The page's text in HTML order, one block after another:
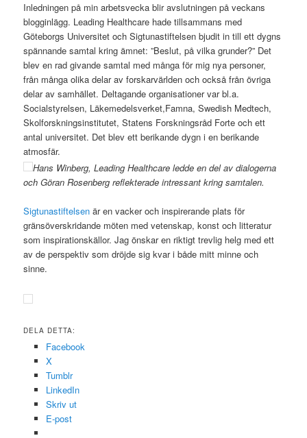
Inledningen på min arbetsvecka blir avslutningen på veckans
blogginlägg. Leading Healthcare hade tillsammans med
Göteborgs Universitet och Sigtunastiftelsen bjudit in till ett dygns
spännande samtal kring ämnet: ”Beslut, på vilka grunder?” Det
blev en rad givande samtal med många för mig nya personer,
från många olika delar av forskarvärlden och också från övriga
delar av samhället. Deltagande organisationer var bl.a.
Socialstyrelsen, Läkemedelsverket,Famna, Swedish Medtech,
Skolforskningsinstitutet, Statens Forskningsråd Forte och ett
antal universitet. Det blev ett berikande dygn i en berikande
atmosfär.
Hans Winberg, Leading Healthcare ledde en del av dialogerna
och Göran Rosenberg reflekterade intressant kring samtalen.
Sigtunastiftelsen är en vacker och inspirerande plats för
gränsöverskridande möten med vetenskap, konst och litteratur
som inspirationskällor. Jag önskar en riktigt trevlig helg med ett
av de perspektiv som dröjde sig kvar i både mitt minne och
sinne.
DELA DETTA:
Facebook
X
Tumblr
LinkedIn
Skriv ut
E-post